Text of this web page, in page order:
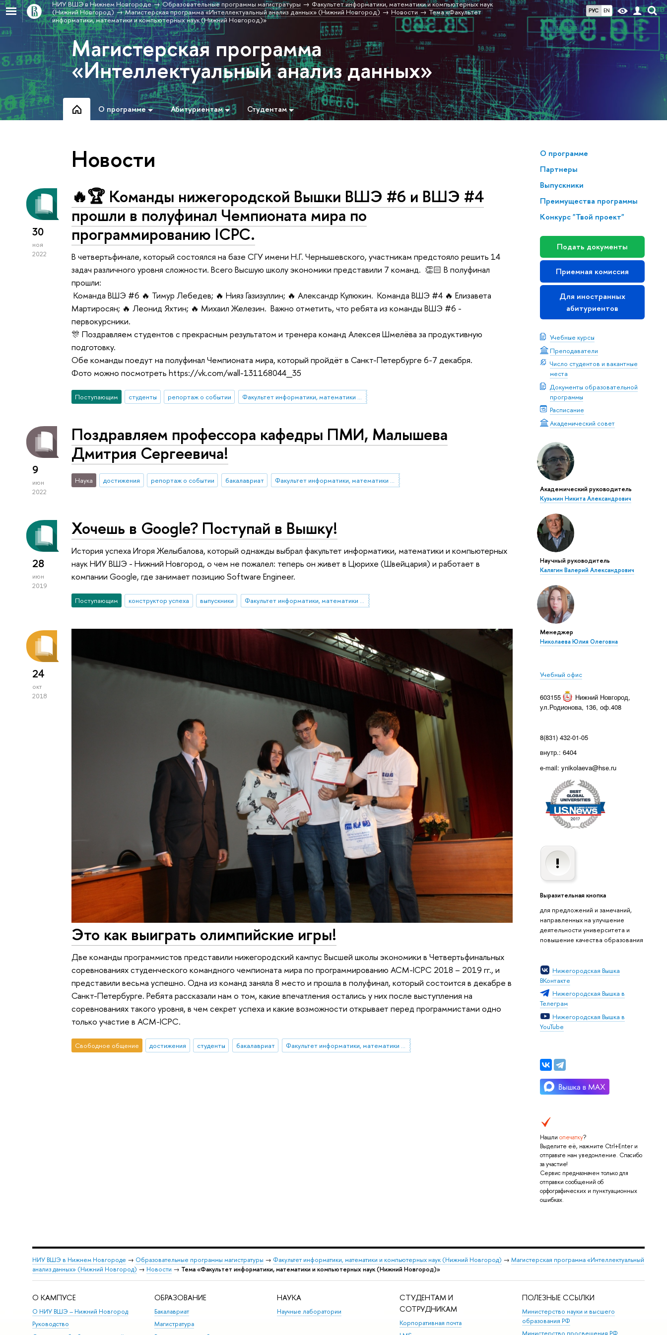
РУС EN
НИУ ВШЭ в Нижнем Новгороде Образовательные программы магистратуры
Факультет информатики, математики и компьютерных наук
(Нижний Новгород)
Магистерская программа «Интеллектуальный анализ данных» (Нижний Новгород) Новости
Тема «Факультет
информатики, математики и компьютерных наук (Нижний Новгород)»
Магистерская программа
«Интеллектуальный анализ данных»
О программе Абитуриентам Студентам
О программе
Партнеры
Выпускники
Преимущества программы
Конкурс "Твой проект"
Подать документы
Приемная комиссия
Для иностранных
абитуриентов
Учебные курсы
Преподаватели
Число студентов и вакантные
места
Документы образовательной
программы
Расписание
Академический совет
Академический руководитель
Кузьмин Никита Александрович
Научный руководитель
Калягин Валерий Александрович
Менеджер
Николаева Юлия Олеговна
Учебный офис
603155 Нижний Новгород,
ул.Родионова, 136, оф.408
8(831) 432-01-05
внутр.: 6404
e-mail: ynikolaeva@hse.ru
Выразительная кнопка
для предложений и замечаний,
направленных на улучшение
деятельности университета и
повышение качества образования
Нижегородская Вышка
ВКонтакте
Нижегородская Вышка в
Телеграм
Нижегородская Вышка в
YouTube
Нашли опечатку?
Выделите её, нажмите Ctrl+Enter и
отправьте нам уведомление. Спасибо
за участие!
Сервис предназначен только для
отправки сообщений об
орфографических и пунктуационных
ошибках.
Новости
30
ноя
2022
🔥🏆 Команды нижегородской Вышки ВШЭ #6 и ВШЭ #4
прошли в полуфинал Чемпионата мира по
программированию ICPC.
В четвертьфинале, который состоялся на базе СГУ имени Н.Г. Чернышевского, участникам предстояло решить 14
задач различного уровня сложности. Всего Высшую школу экономики представили 7 команд. 👏🏻 В полуфинал
прошли:
Команда ВШЭ #6 🔥 Тимур Лебедев; 🔥 Нияз Газизуллин; 🔥 Александр Кулюкин. Команда ВШЭ #4 🔥 Елизавета
Мартиросян; 🔥 Леонид Яхтин; 🔥 Михаил Железин. Важно отметить, что ребята из команды ВШЭ #6 -
первокурсники.
🎊 Поздравляем студентов с прекрасным результатом и тренера команд Алексея Шмелёва за продуктивную
подготовку.
Обе команды поедут на полуфинал Чемпионата мира, который пройдёт в Санкт-Петербурге 6-7 декабря.
Фото можно посмотреть https://vk.com/wall-131168044_35
Поступающим студенты репортаж о событии Факультет информатики, математики и компьютерных наук (Нижний Новгород)
9
июн
2022
Поздравляем профессора кафедры ПМИ, Малышева
Дмитрия Сергеевича!
Наука достижения репортаж о событии бакалавриат Факультет информатики, математики и компьютерных наук (Нижний Новгород)
28
июн
2019
Хочешь в Google? Поступай в Вышку!
История успеха Игоря Желыбалова, который однажды выбрал факультет информатики, математики и компьютерных
наук НИУ ВШЭ - Нижний Новгород, о чем не пожалел: теперь он живет в Цюрихе (Швейцария) и работает в
компании Google, где занимает позицию Software Engineer.
Поступающим конструктор успеха выпускники Факультет информатики, математики и компьютерных наук (Нижний Новгород)
24
окт
2018
Это как выиграть олимпийские игры!
Две команды программистов представили нижегородский кампус Высшей школы экономики в Четвертьфинальных
соревнованиях студенческого командного чемпионата мира по программированию ACM-ICPC 2018 – 2019 гг., и
представили весьма успешно. Одна из команд заняла 8 место и прошла в полуфинал, который состоится в декабре в
Санкт-Петербурге. Ребята рассказали нам о том, какие впечатления остались у них после выступления на
соревнованиях такого уровня, в чем секрет успеха и какие возможности открывает перед программистами одно
только участие в ACM-ICPC.
Свободное общение достижения студенты бакалавриат Факультет информатики, математики и компьютерных наук (Нижний Новгород)
НИУ ВШЭ в Нижнем Новгороде → Образовательные программы магистратуры → Факультет информатики, математики и компьютерных наук (Нижний Новгород) → Магистерская программа «Интеллектуальный
анализ данных» (Нижний Новгород) → Новости → Тема «Факультет информатики, математики и компьютерных наук (Нижний Новгород)»
О КАМПУСЕ
О НИУ ВШЭ – Нижний Новгород
Руководство
ОБРАЗОВАНИЕ
Бакалавриат
Магистратура
НАУКА
Научные лаборатории
СТУДЕНТАМ И
СОТРУДНИКАМ
Корпоративная почта
ПОЛЕЗНЫЕ ССЫЛКИ
Министерство науки и высшего
образования РФ